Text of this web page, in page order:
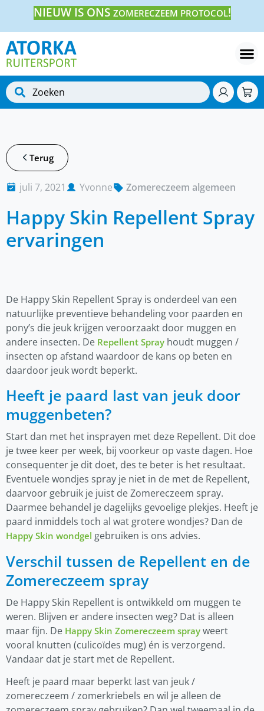
NIEUW IS ONS ZOMERECZEEM PROTOCOL!
Terug
juli 7, 2021 Yvonne Zomereczeem algemeen
Happy Skin Repellent Spray
ervaringen
De Happy Skin Repellent Spray is onderdeel van een
natuurlijke preventieve behandeling voor paarden en
pony’s die jeuk krijgen veroorzaakt door muggen en
andere insecten. De Repellent Spray houdt muggen /
insecten op afstand waardoor de kans op beten en
daardoor jeuk wordt beperkt.
Heeft je paard last van jeuk door
muggenbeten?
Start dan met het insprayen met deze Repellent. Dit doe
je twee keer per week, bij voorkeur op vaste dagen. Hoe
consequenter je dit doet, des te beter is het resultaat.
Eventuele wondjes spray je niet in de met de Repellent,
daarvoor gebruik je juist de Zomereczeem spray.
Daarmee behandel je dagelijks gevoelige plekjes. Heeft je
paard inmiddels toch al wat grotere wondjes? Dan de
Happy Skin wondgel gebruiken is ons advies.
Verschil tussen de Repellent en de
Zomereczeem spray
De Happy Skin Repellent is ontwikkeld om muggen te
weren. Blijven er andere insecten weg? Dat is alleen
maar fijn. De Happy Skin Zomereczeem spray weert
vooral knutten (culicoïdes mug) én is verzorgend.
Vandaar dat je start met de Repellent.
Heeft je paard maar beperkt last van jeuk /
zomereczeem / zomerkriebels en wil je alleen de